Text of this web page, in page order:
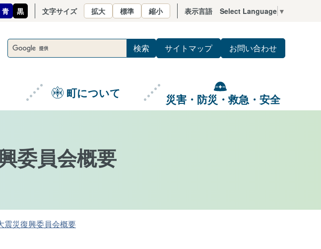
サイトマップ お問い合わせ
町について 災害・防災・救急・安全
青 黒 文字サイズ 拡大 標準 縮小 表示言語 Select Language ▼
委員会概要
震災復興委員会概要